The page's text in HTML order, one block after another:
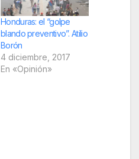
Honduras: el “golpe
blando preventivo”. Atilio
Borón
4 diciembre, 2017
En «Opinión»